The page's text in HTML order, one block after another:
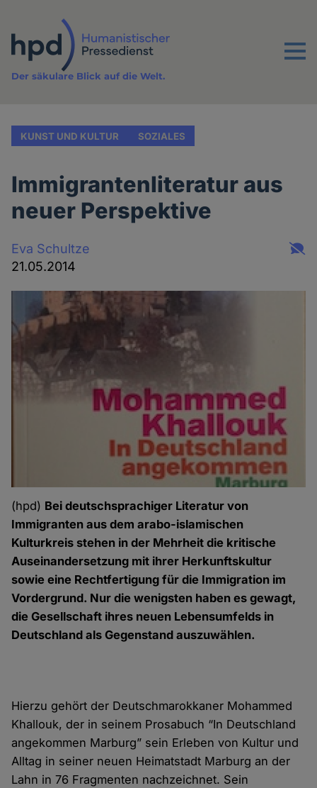
Inhalt
Menu
Der säkulare Blick auf die Welt.
KUNST UND KULTUR SOZIALES
Immigrantenliteratur aus
neuer Perspektive
Eva Schultze
21.05.2014
(hpd) Bei deutschsprachiger Literatur von
Immigranten aus dem arabo-islamischen
Kulturkreis stehen in der Mehrheit die kritische
Auseinandersetzung mit ihrer Herkunftskultur
sowie eine Rechtfertigung für die Immigration im
Vordergrund. Nur die wenigsten haben es gewagt,
die Gesellschaft ihres neuen Lebensumfelds in
Deutschland als Gegenstand auszuwählen.
Hierzu gehört der Deutschmarokkaner Mohammed
Khallouk, der in seinem Prosabuch “In Deutschland
angekommen Marburg” sein Erleben von Kultur und
Alltag in seiner neuen Heimatstadt Marburg an der
Lahn in 76 Fragmenten nachzeichnet. Sein